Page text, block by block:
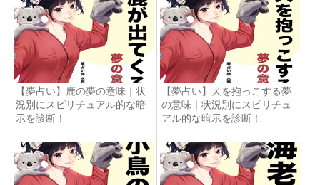
【夢占い】鹿の夢の意味｜状
況別にスピリチュアル的な暗
示を診断！
【夢占い】犬を抱っこする夢
の意味｜状況別にスピリチュ
アル的な暗示を診断！